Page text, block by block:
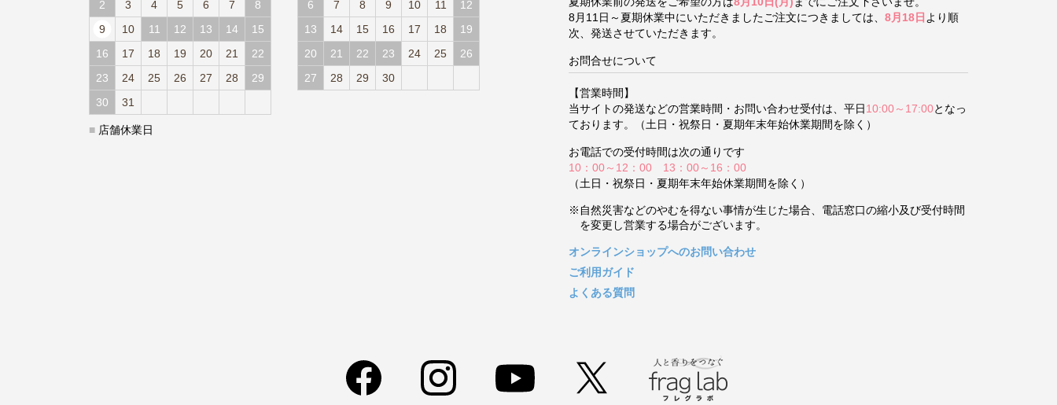
2
3 4 5 6 7
8
9
10 11 12 13 14
15
16
17 18 19 20 21
22
23
24 25 26 27 28
29
30
31
6
7 8 9 10 11
12
13
14 15 16 17 18
19
20
21 22 23 24 25
26
27
28 29 30
■ 店舗休業日
8月11日～夏期休業中にいただきましたご注文につきましては、 8月18日 より順
次、発送させていただきます。
お問合せについて
【営業時間】
当サイトの発送などの営業時間・お問い合わせ受付は、平日10:00～17:00となっ
ております。（土日・祝祭日・夏期年末年始休業期間を除く）
お電話での受付時間は次の通りです
10：00～12：00 13：00～16：00
（土日・祝祭日・夏期年末年始休業期間を除く）
※自然災害などのやむを得ない事情が生じた場合、電話窓口の縮小及び受付時間
を変更し営業する場合がございます。
オンラインショップへのお問い合わせ
ご利用ガイド
よくある質問